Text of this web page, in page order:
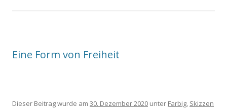
Eine Form von Freiheit
Dieser Beitrag wurde am 30. Dezember 2020 unter Farbig, Skizzen